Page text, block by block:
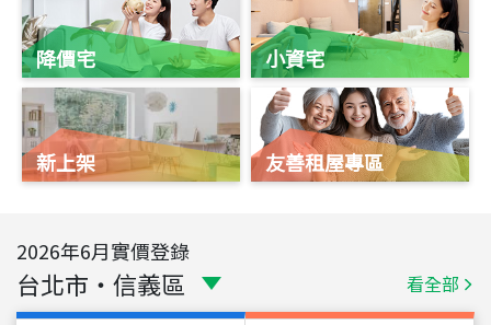
降價宅
新上架
小資宅
友善租屋專區
2026年6月實價登錄
台北市 ・ 信義區 看全部